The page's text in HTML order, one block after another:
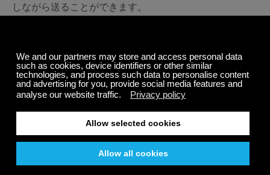
しながら送ることができます。
に持続するようになります。
落ち着きを得て、一日を通して呼
吸を改善するための簡単なヒン
ト：
一時間に少なくとも一分間は、呼吸に集中し